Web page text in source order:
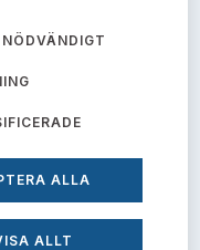
ALLA
ALLT